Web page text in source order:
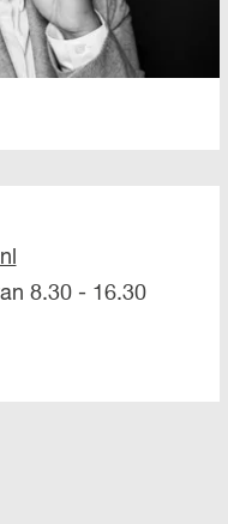
8.30 - 16.30